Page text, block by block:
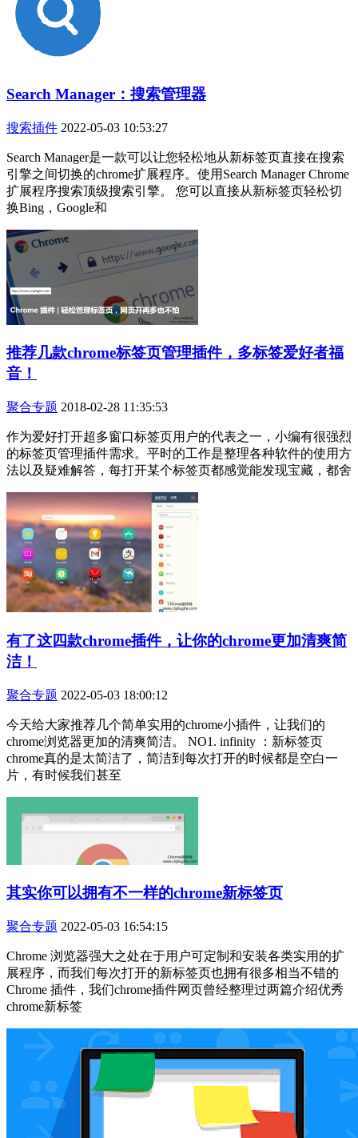
Search Manager：搜索管理器
搜索插件 2022-05-03 10:53:27
Search Manager是一款可以让您轻松地从新标签页直接在搜索
引擎之间切换的chrome扩展程序。使用Search Manager Chrome
扩展程序搜索顶级搜索引擎。 您可以直接从新标签页轻松切
换Bing，Google和
推荐几款chrome标签页管理插件，多标签爱好者福
音！
聚合专题 2018-02-28 11:35:53
作为爱好打开超多窗口标签页用户的代表之一，小编有很强烈
的标签页管理插件需求。平时的工作是整理各种软件的使用方
法以及疑难解答，每打开某个标签页都感觉能发现宝藏，都舍
有了这四款chrome插件，让你的chrome更加清爽简
洁！
聚合专题 2022-05-03 18:00:12
今天给大家推荐几个简单实用的chrome小插件，让我们的
chrome浏览器更加的清爽简洁。 NO1. infinity ：新标签页
chrome真的是太简洁了，简洁到每次打开的时候都是空白一
片，有时候我们甚至
其实你可以拥有不一样的chrome新标签页
聚合专题 2022-05-03 16:54:15
Chrome 浏览器强大之处在于用户可定制和安装各类实用的扩
展程序，而我们每次打开的新标签页也拥有很多相当不错的
Chrome 插件，我们chrome插件网页曾经整理过两篇介绍优秀
chrome新标签